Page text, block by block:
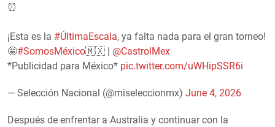
⏰
¡Esta es la #ÚltimaEscala, ya falta nada para el gran torneo!
🤩#SomosMéxico🇲🇽 | @CastrolMex
*Publicidad para México* pic.twitter.com/uWHipSSR6i
— Selección Nacional (@miseleccionmx) June 4, 2026
Después de enfrentar a Australia y continuar con la